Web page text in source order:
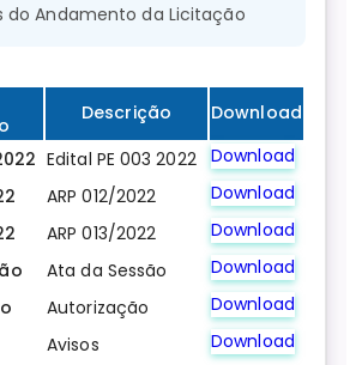
do Andamento da Licitação
Descrição
Download
Edital PE 003 2022
Download
ARP 012/2022
Download
ARP 013/2022
Download
Ata da Sessão
Download
Autorização
Download
Avisos
Download